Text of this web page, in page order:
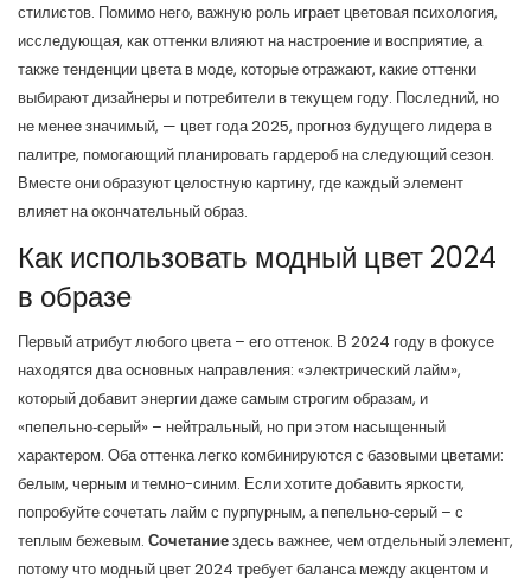
стилистов. Помимо него, важную роль играет цветовая психология,
исследующая, как оттенки влияют на настроение и восприятие, а
такжетенденции цвета в моде, которые отражают, какие оттенки
выбирают дизайнеры и потребители в текущем году. Последний, но
не менее значимый, — цвет года 2025, прогноз будущего лидера в
палитре, помогающий планировать гардероб на следующий сезон.
Вместе они образуют целостную картину, где каждый элемент
влияет на окончательный образ.
Как использовать модный цвет 2024
в образе
Первый атрибут любого цвета – его оттенок. В 2024 году в фокусе
находятся два основных направления: «электрический лайм»,
который добавит энергии даже самым строгим образам, и
«пепельно‑серый» – нейтральный, но при этом насыщенный
характером. Оба оттенка легко комбинируются с базовыми цветами:
белым, черным и темно-синим. Если хотите добавить яркости,
попробуйте сочетать лайм с пурпурным, а пепельно‑серый – с
теплым бежевым. Сочетаниездесь важнее, чем отдельный элемент,
потому что модный цвет 2024 требует баланса между акцентом и